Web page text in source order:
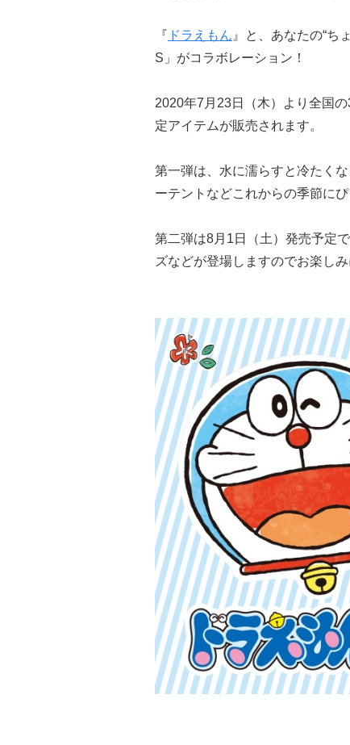
『 ドラえもん 』と、あなたの“ち
S」がコラボレーション！
2020年7月23日（木）より全国の
定アイテムが販売されます。
第一弾は、水に濡らすと冷たく
ーテントなどこれからの季節に
第二弾は8月1日（土）発売予定
ズなどが登場しますのでお楽しみ